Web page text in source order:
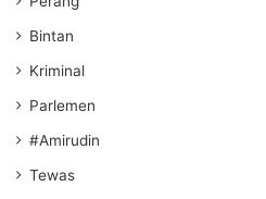
Bintan
Kriminal
Parlemen
#Amirudin
Tewas